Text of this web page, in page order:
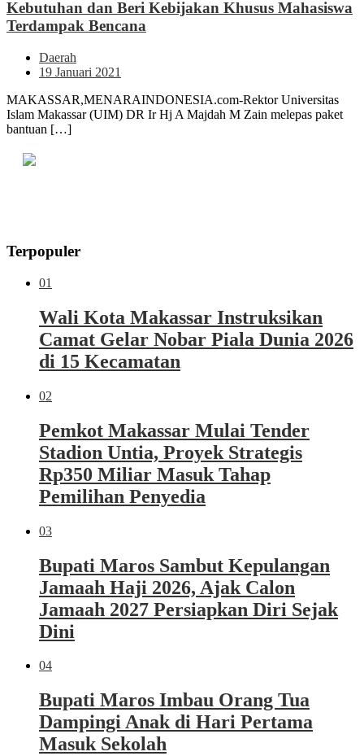
Kebutuhan dan Beri Kebijakan Khusus Mahasiswa
Terdampak Bencana
Daerah
19 Januari 2021
MAKASSAR,MENARAINDONESIA.com-Rektor Universitas
Islam Makassar (UIM) DR Ir Hj A Majdah M Zain melepas paket
bantuan […]
Terpopuler
01
Wali Kota Makassar Instruksikan
Camat Gelar Nobar Piala Dunia 2026
di 15 Kecamatan
02
Pemkot Makassar Mulai Tender
Stadion Untia, Proyek Strategis
Rp350 Miliar Masuk Tahap
Pemilihan Penyedia
03
Bupati Maros Sambut Kepulangan
Jamaah Haji 2026, Ajak Calon
Jamaah 2027 Persiapkan Diri Sejak
Dini
04
Bupati Maros Imbau Orang Tua
Dampingi Anak di Hari Pertama
Masuk Sekolah